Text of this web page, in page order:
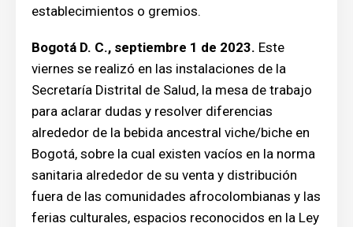
establecimientos o gremios.
Bogotá D. C., septiembre 1 de 2023. Este
viernes se realizó en las instalaciones de la
Secretaría Distrital de Salud, la mesa de trabajo
para aclarar dudas y resolver diferencias
alrededor de la bebida ancestral viche/biche en
Bogotá, sobre la cual existen vacíos en la norma
sanitaria alrededor de su venta y distribución
fuera de las comunidades afrocolombianas y las
ferias culturales, espacios reconocidos en la Ley